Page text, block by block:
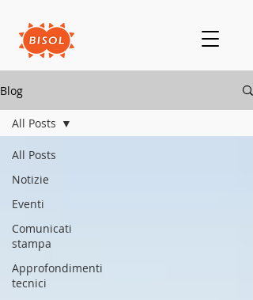
Blog
All Posts
Notizie
Eventi
Comunicati
stampa
Approfondimenti
tecnici
All Posts